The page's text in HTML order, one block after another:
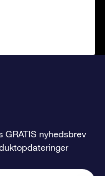
GRATIS nyhedsbrev